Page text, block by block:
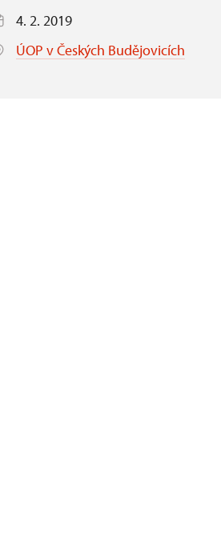
4. 2. 2019
ÚOP v Českých Budějovicích